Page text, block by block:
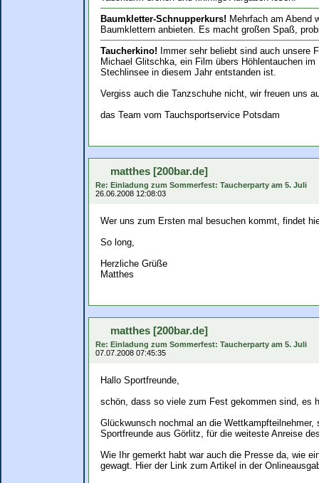
Baumkletter-Schnupperkurs! Mehrfach am Abend
Baumklettern anbieten. Es macht großen Spaß,
Taucherkino! Immer sehr beliebt sind auch unsere
Michael Glitschka, ein Film übers Höhlentauchen
Stechlinsee in diesem Jahr entstanden ist.
Vergiss auch die Tanzschuhe nicht, wir freuen uns
das Team vom Tauchsportservice Potsdam
matthes [200bar.de]
Re: Einladung zum Sommerfest: Taucherparty am 5. Juli
26.06.2008 12:08:03
Wer uns zum Ersten mal besuchen kommt, findet
So long,
Herzliche Grüße
Matthes
matthes [200bar.de]
Re: Einladung zum Sommerfest: Taucherparty am 5. Juli
07.07.2008 07:45:35
Hallo Sportfreunde,
schön, dass so viele zum Fest gekommen sind, es
Glückwunsch nochmal an die
Sportfreunde aus Görlitz, für die weiteste Anreise
Wie Ihr gemerkt habt war auch die Presse da, wie
gewagt. Hier der Link zum Artikel in der